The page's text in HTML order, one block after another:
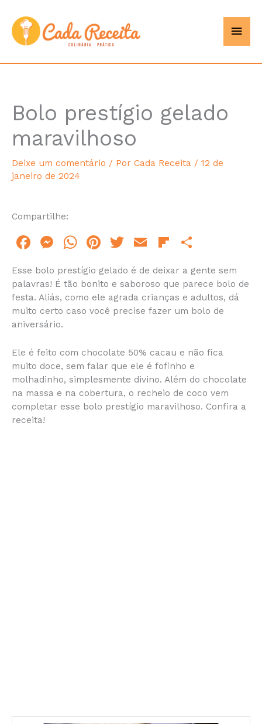
para
conteúdo
Bolo prestígio gelado
maravilhoso
Deixe um comentário / Por Cada Receita / 12 de
janeiro de 2024
Compartilhe:
F
a
c
e
b
o
k
M
s
s
e
g
er
W
h
at
s
A
p
Pi
n
te
re
st
T
w
itt
er
E
m
ai
l
Fl
b
o
ar
ar
e
Esse bolo prestígio gelado é de deixar a gente sem
palavras! É tão bonito e saboroso que parece bolo de
festa. Aliás, como ele agrada crianças e adultos, dá
muito certo caso você precise fazer um bolo de
aniversário.
Ele é feito com chocolate 50% cacau e não fica
muito doce, sem falar que ele é fofinho e
molhadinho, simplesmente divino. Além do chocolate
na massa e na cobertura, o recheio de coco vem
completar esse bolo prestígio maravilhoso. Confira a
receita!
hour minutes